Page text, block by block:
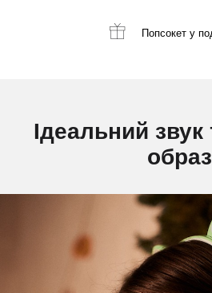
Попсокет у
Ідеальний
образ